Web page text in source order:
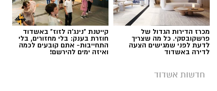
מכרז הדירות הגדול של
פרשקובסקי. כל מה שצריך
לדעת לפני שמגישים הצעה
לדירה באשדוד
קייטנת "נינג'ה לזוז" באשדוד
חוזרת בענק: בלי מחזורים, בלי
התחייבות- אתם קובעים לכמה
ואיזה ימים להירשם!
חדשות אשדוד